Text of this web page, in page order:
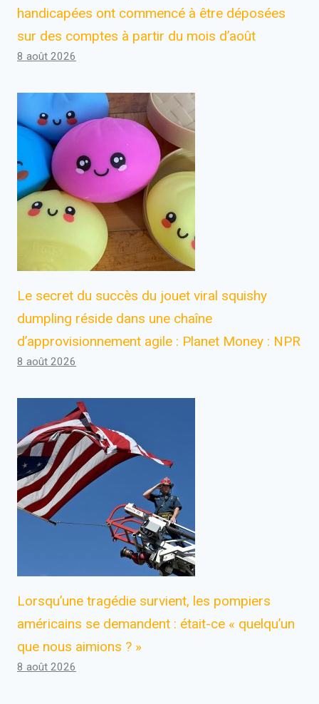
handicapées ont commencé à être déposées
sur des comptes à partir du mois d’août
8 août 2026
Le secret du succès du jouet viral squishy
dumpling réside dans une chaîne
d’approvisionnement agile : Planet Money : NPR
8 août 2026
Lorsqu’une tragédie survient, les pompiers
américains se demandent : était-ce « quelqu’un
que nous aimions ? »
8 août 2026